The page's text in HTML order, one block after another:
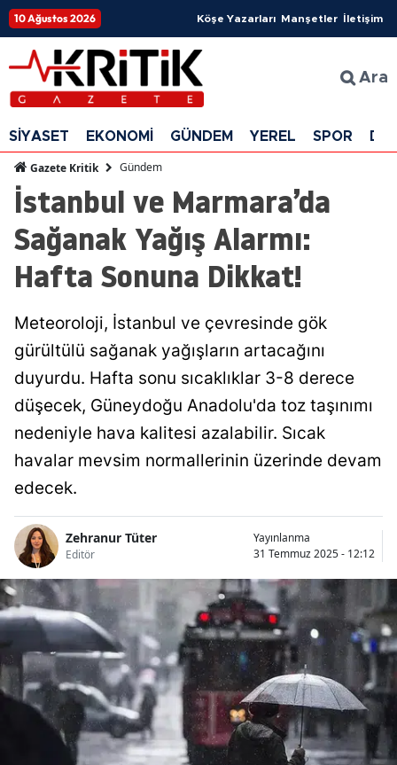
10 Ağustos 2026 Köşe Yazarları Manşetler İletişim
Ara
SİYASET EKONOMİ GÜNDEM YEREL SPOR
Gazete Kritik Gündem
İstanbul ve Marmara’da
Sağanak Yağış Alarmı:
Hafta Sonuna Dikkat!
Meteoroloji, İstanbul ve çevresinde gök
gürültülü sağanak yağışların artacağını
duyurdu. Hafta sonu sıcaklıklar 3-8 derece
düşecek, Güneydoğu Anadolu'da toz taşınımı
nedeniyle hava kalitesi azalabilir. Sıcak
havalar mevsim normallerinin üzerinde devam
edecek.
Zehranur Tüter
Editör
Yayınlanma
31 Temmuz 2025 - 12:12